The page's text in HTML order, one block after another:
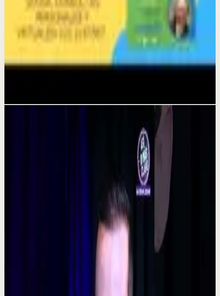
27 may
Sesión profunda
VIVE FELIZ AHORA MIENTRAS PUEDAS.
GERMAN DIAZ SOSSA, DIRECTOR DE RADIO
POSITIVA ESTEREO. 322 2187567
La consecuencia de una falta de desconexión.
#tevasamorir #huracandreyfus #diegodreyfus